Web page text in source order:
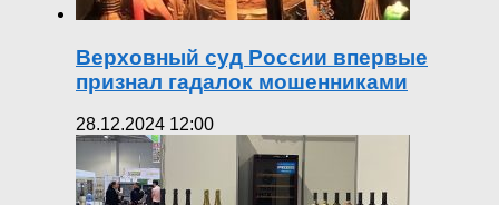
Верховный суд России впервые
признал гадалок мошенниками
28.12.2024 12:00